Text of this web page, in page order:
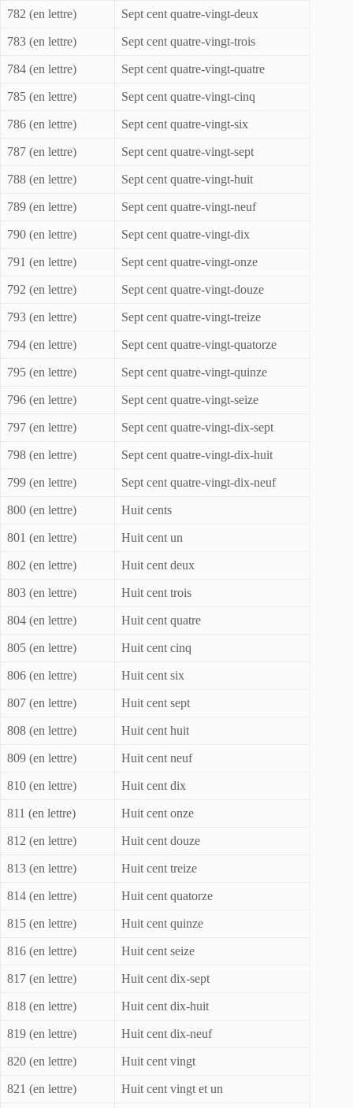
782 (en lettre) Sept cent quatre-vingt-deux
783 (en lettre) Sept cent quatre-vingt-trois
784 (en lettre) Sept cent quatre-vingt-quatre
785 (en lettre) Sept cent quatre-vingt-cinq
786 (en lettre) Sept cent quatre-vingt-six
787 (en lettre) Sept cent quatre-vingt-sept
788 (en lettre) Sept cent quatre-vingt-huit
789 (en lettre) Sept cent quatre-vingt-neuf
790 (en lettre) Sept cent quatre-vingt-dix
791 (en lettre) Sept cent quatre-vingt-onze
792 (en lettre) Sept cent quatre-vingt-douze
793 (en lettre) Sept cent quatre-vingt-treize
794 (en lettre) Sept cent quatre-vingt-quatorze
795 (en lettre) Sept cent quatre-vingt-quinze
796 (en lettre) Sept cent quatre-vingt-seize
797 (en lettre) Sept cent quatre-vingt-dix-sept
798 (en lettre) Sept cent quatre-vingt-dix-huit
799 (en lettre) Sept cent quatre-vingt-dix-neuf
800 (en lettre) Huit cents
801 (en lettre) Huit cent un
802 (en lettre) Huit cent deux
803 (en lettre) Huit cent trois
804 (en lettre) Huit cent quatre
805 (en lettre) Huit cent cinq
806 (en lettre) Huit cent six
807 (en lettre) Huit cent sept
808 (en lettre) Huit cent huit
809 (en lettre) Huit cent neuf
810 (en lettre) Huit cent dix
811 (en lettre) Huit cent onze
812 (en lettre) Huit cent douze
813 (en lettre) Huit cent treize
814 (en lettre) Huit cent quatorze
815 (en lettre) Huit cent quinze
816 (en lettre) Huit cent seize
817 (en lettre) Huit cent dix-sept
818 (en lettre) Huit cent dix-huit
819 (en lettre) Huit cent dix-neuf
820 (en lettre) Huit cent vingt
821 (en lettre) Huit cent vingt et un